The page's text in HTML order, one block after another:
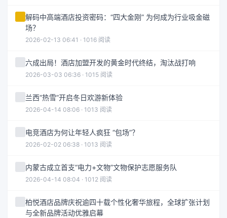
解码中高端酒店投资密码：“四大金刚” 为何成为行业吸金磁
场？
2026-02-13 06:41 · 1016 阅读
六成出局！酒店加盟开发的黄金时代终结，淘汰战打响
2026-03-03 06:36 · 1015 阅读
兰西“热雪”开启冬日欢游新体验
2026-04-14 08:06 · 1013 阅读
电竞酒店为何让年轻人疯狂 “包场”？
2026-02-02 06:38 · 1013 阅读
内蒙古成立首支“电力+文物”文物保护志愿服务队
2026-04-14 08:04 · 1012 阅读
柏悦酒店品牌庆祝逾四十载个性化奢华旅程，全球扩张计划
与全新品牌活动优雅启幕